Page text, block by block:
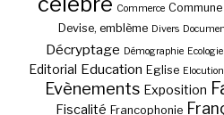
Commerce Commune
Devise, emblème Divers
Décryptage Démographie Ecologie
Editorial Education Eglise Elocution
Evènements Exposition
Fiscalité Francophonie